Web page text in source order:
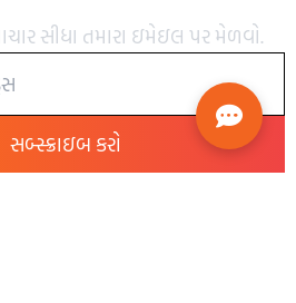
સીધા તમારા ઇમેઇલ પર મેળવો.
સબ્સ્ક્રાઇબ કરો